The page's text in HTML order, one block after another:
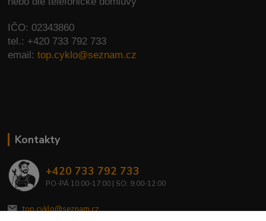
IČO: 02343860
tel.: +420 733 792 733
email:top.cyklo@seznam.cz
Kontakty
+420 733 792 733
PO-PÁ 10:00-17:00 | SO: 9:00-12:00
top.cyklo@seznam.cz